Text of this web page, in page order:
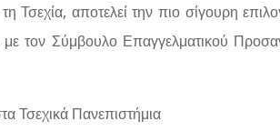
Τσεχία, αποτελεί την πιο σίγουρη
τον Σύμβουλο Επαγγελματικού
Τσεχικά Πανεπιστήμια